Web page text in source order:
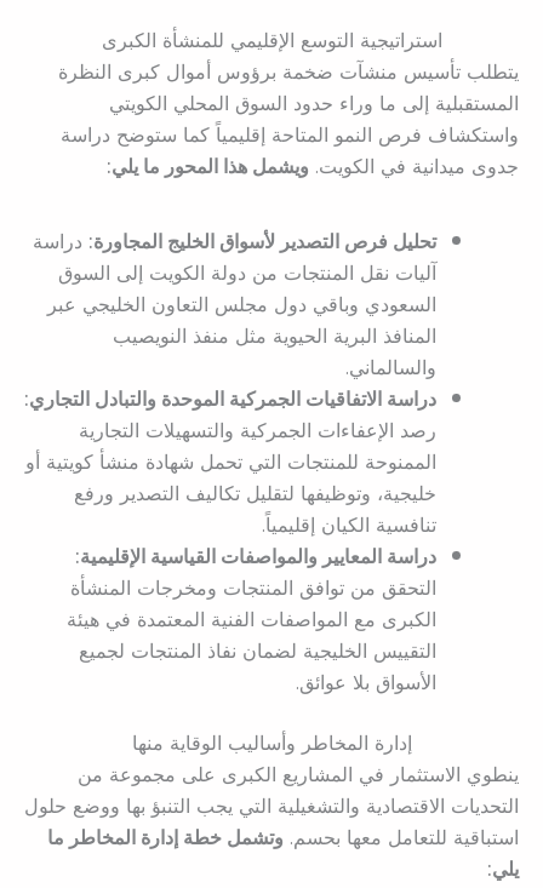
استراتيجية التوسع الإقليمي للمنشأة الكبرى
يتطلب تأسيس منشآت ضخمة برؤوس أموال كبرى النظرة
المستقبلية إلى ما وراء حدود السوق المحلي الكويتي
واستكشاف فرص النمو المتاحة إقليمياً كما ستوضح دراسة
جدوى ميدانية في الكويت. ويشمل هذا المحور ما يلي:
تحليل فرص التصدير لأسواق الخليج المجاورة: دراسة
آليات نقل المنتجات من دولة الكويت إلى السوق
السعودي وباقي دول مجلس التعاون الخليجي عبر
المنافذ البرية الحيوية مثل منفذ النويصيب
والسالماني.
دراسة الاتفاقيات الجمركية الموحدة والتبادل التجاري:
رصد الإعفاءات الجمركية والتسهيلات التجارية
الممنوحة للمنتجات التي تحمل شهادة منشأ كويتية أو
خليجية، وتوظيفها لتقليل تكاليف التصدير ورفع
تنافسية الكيان إقليمياً.
دراسة المعايير والمواصفات القياسية الإقليمية:
التحقق من توافق المنتجات ومخرجات المنشأة
الكبرى مع المواصفات الفنية المعتمدة في هيئة
التقييس الخليجية لضمان نفاذ المنتجات لجميع
الأسواق بلا عوائق.
إدارة المخاطر وأساليب الوقاية منها
ينطوي الاستثمار في المشاريع الكبرى على مجموعة من
التحديات الاقتصادية والتشغيلية التي يجب التنبؤ بها ووضع حلول
استباقية للتعامل معها بحسم. وتشمل خطة إدارة المخاطر ما
يلي: